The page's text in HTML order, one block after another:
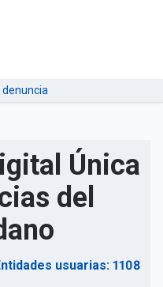
Única
del
usuarias: 1108